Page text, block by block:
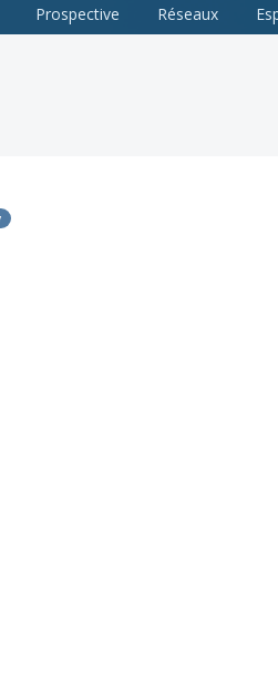
Prospective Réseaux